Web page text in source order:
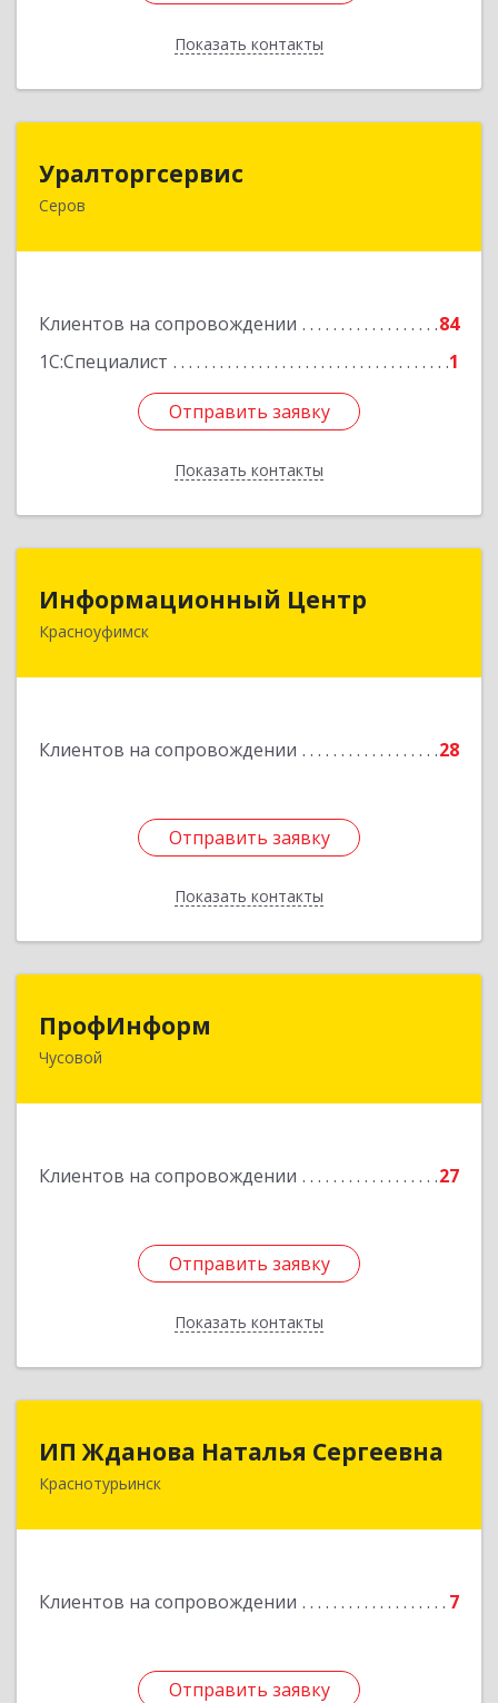
Показать контакты
Назад
Уралторгсервис
Серов
Клиентов на сопровождении
84
1С:Специалист
1
Отправить заявку
Показать контакты
624980, Свердловская обл, Серов г, Кирова ул,
Отправить заявку
Назад
Информационный Центр
Красноуфимск
Клиентов на сопровождении 28
Отправить заявку
Показать контакты
Информационный Центр
623300, Свердловская обл, Красноуфимск г,
Отправить заявку
Назад
ПрофИнформ
Чусовой
Клиентов на сопровождении 27
Отправить заявку
Показать контакты
618204, Пермский край, г.о. Чусовской, Чусовой
Отправить заявку
Назад
ИП Жданова Наталья Сергеевна
Краснотурьинск
Клиентов на сопровождении 7
Отправить заявку
Отправить заявку